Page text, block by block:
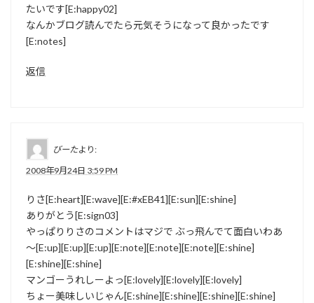
たいです[E:happy02]
なんかブログ読んでたら元気そうになって良かったです
[E:notes]
返信
びーたより:
2008年9月24日 3:59 PM
りさ[E:heart][E:wave][E:#xEB41][E:sun][E:shine]
ありがとう[E:sign03]
やっぱりりさのコメントはマジで ぶっ飛んでて面白いわあ
～[E:up][E:up][E:up][E:note][E:note][E:note][E:shine]
[E:shine][E:shine]
マンゴーうれしーよっ[E:lovely][E:lovely][E:lovely]
ちょー美味しいじゃん[E:shine][E:shine][E:shine][E:shine]